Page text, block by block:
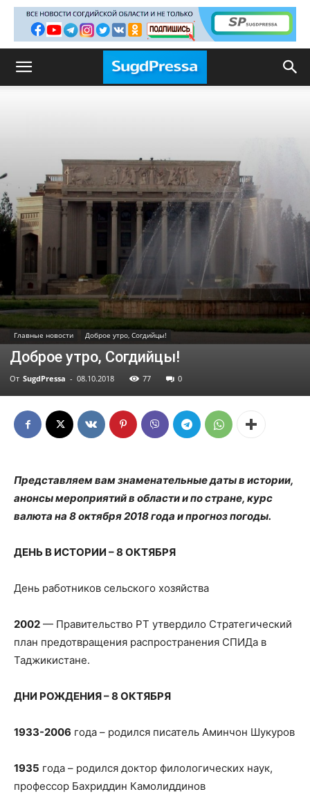
Главные новости Доброе утро, Согдийцы!
Доброе утро, Согдийцы!
От SugdPressa - 08.10.2018 77 0
Представляем вам знаменательные даты в истории,
анонсы мероприятий в области и по стране, курс
валюта на 8 октября 2018 года и прогноз погоды.
ДЕНЬ В ИСТОРИИ – 8 ОКТЯБРЯ
День работников сельского хозяйства
2002 — Правительство РТ утвердило Стратегический
план предотвращения распространения СПИДа в
Таджикистане.
ДНИ РОЖДЕНИЯ – 8 ОКТЯБРЯ
1933-2006 года – родился писатель Аминчон Шукуров
1935 года – родился доктор филологических наук,
профессор Бахриддин Камолиддинов